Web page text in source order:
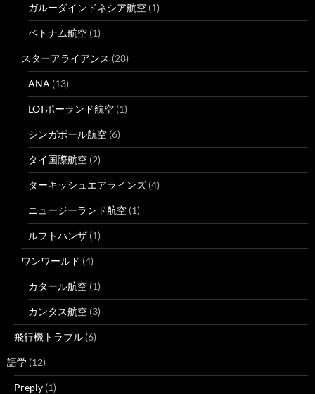
ガルーダインドネシア航空 (1)
ベトナム航空 (1)
スターアライアンス (28)
ANA (13)
LOTポーランド航空 (1)
シンガポール航空 (6)
タイ国際航空 (2)
ターキッシュエアラインズ (4)
ニュージーランド航空 (1)
ルフトハンザ (1)
ワンワールド (4)
カタール航空 (1)
カンタス航空 (3)
飛行機トラブル (6)
語学 (12)
Preply (1)